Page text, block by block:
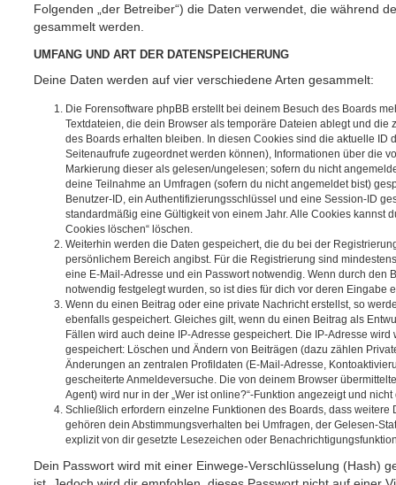
Folgenden „der Betreiber“) die Daten verwendet, die während
gesammelt werden.
UMFANG UND ART DER DATENSPEICHERUNG
Deine Daten werden auf vier verschiedene Arten gesammelt:
Die Forensoftware phpBB erstellt bei deinem Besuch des Boards
Textdateien, die dein Browser als temporäre Dateien ablegt und die
des Boards erhalten bleiben. In diesen Cookies sind die aktuelle ID
Seitenaufrufe zugeordnet werden können), Informationen über die
Markierung dieser als gelesen/ungelesen; sofern du nicht
deine Teilnahme an Umfragen (sofern du nicht angemeldet bist)
Benutzer-ID, ein Authentifizierungsschlüssel und eine Session-ID
standardmäßig eine Gültigkeit von einem Jahr. Alle Cookies kannst
Cookies löschen“ löschen.
Weiterhin werden die Daten gespeichert, die du bei der
persönlichem Bereich angibst. Für die Registrierung sind
eine E-Mail-Adresse und ein Passwort notwendig. Wenn durch den
notwendig festgelegt wurden, so ist dies für dich vor deren Eingabe
Wenn du einen Beitrag oder eine private Nachricht erstellst, so
ebenfalls gespeichert. Gleiches gilt, wenn du einen Beitrag als
Fällen wird auch deine IP-Adresse gespeichert. Die IP-Adresse
gespeichert: Löschen und Ändern von Beiträgen (dazu zählen
Änderungen an zentralen Profildaten (E-Mail-Adresse,
gescheiterte Anmeldeversuche. Die von deinem Browser
Agent) wird nur in der „Wer ist online?“-Funktion angezeigt und
Schließlich erfordern einzelne Funktionen des Boards, dass weitere
gehören dein Abstimmungsverhalten bei Umfragen, der Gelesen-
explizit von dir gesetzte Lesezeichen oder
Dein Passwort wird mit einer Einwege-Verschlüsselung (Hash)